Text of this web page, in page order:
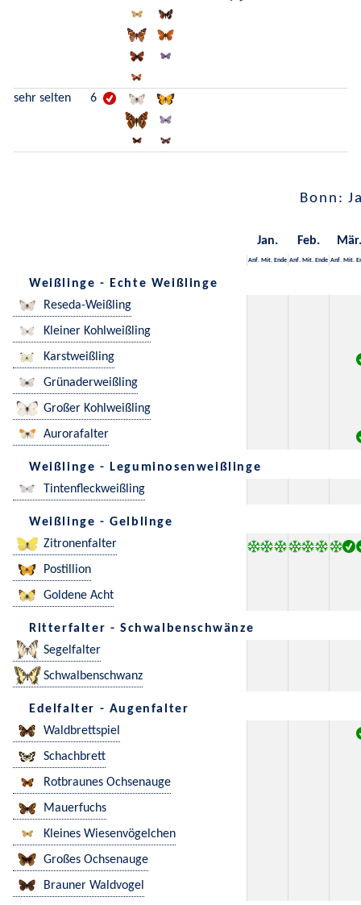
sehr selten 6
Bonn:
Jan. Feb. Mär.
Anf. Mit. Ende Anf. Mit. Ende Anf. Mit.
Weißlinge - Echte Weißlinge
Reseda-Weißling
Kleiner Kohlweißling
Karstweißling
Grünaderweißling
Großer Kohlweißling
Aurorafalter
Weißlinge - Leguminosenweißlinge
Tintenfleckweißling
Weißlinge - Gelblinge
Zitronenfalter
Postillion
Goldene Acht
Ritterfalter - Schwalbenschwänze
Segelfalter
Schwalbenschwanz
Edelfalter - Augenfalter
Waldbrettspiel
Schachbrett
Rotbraunes Ochsenauge
Mauerfuchs
Kleines Wiesenvögelchen
Großes Ochsenauge
Brauner Waldvogel